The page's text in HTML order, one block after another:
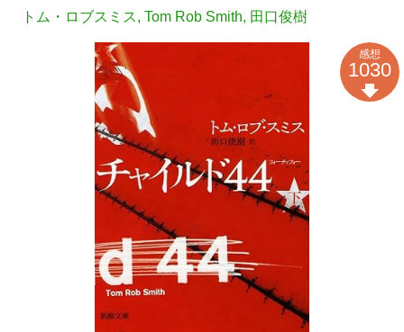
トム・ロブスミス, Tom Rob Smith, 田口俊樹
感想
1030